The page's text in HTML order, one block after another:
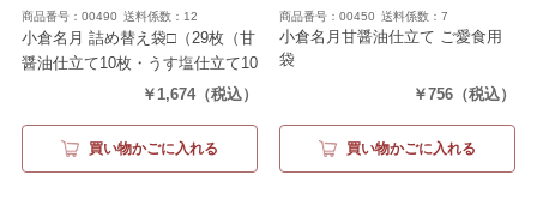
商品番号：00490 送料係数：12
小倉名月 詰め替え袋□（29枚（甘
醤油仕立て10枚・うす塩仕立て10
枚・カレー仕立て9枚））
￥1,674（税込）
買い物かごに入れる
商品番号：00450 送料係数：7
小倉名月甘醤油仕立て ご愛食用
袋
（甘醤油仕立て13枚）
￥756 （税込）
買い物かごに入れる